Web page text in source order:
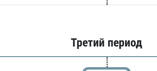
Третий период